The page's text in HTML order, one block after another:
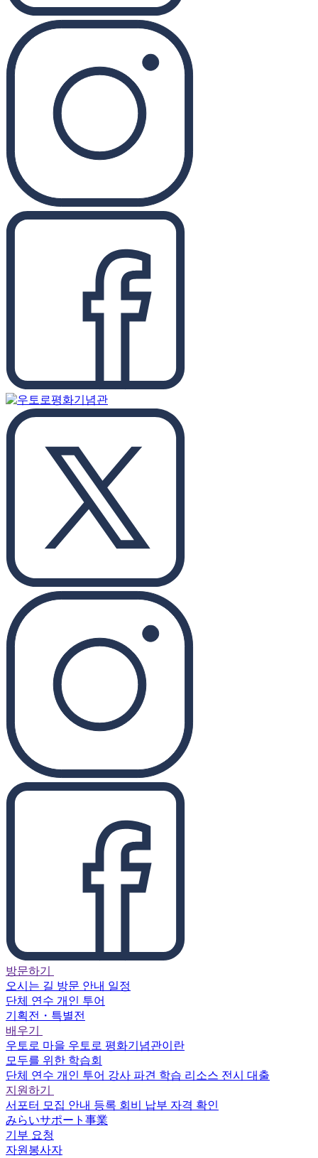
방문하기
오시는 길 방문 안내 일정
단체 연수 개인 투어
기획전・특별전
배우기
우토로 마을 우토로 평화기념관이란
모두를 위한 학습회
단체 연수 개인 투어 강사 파견 학습 리소스 전시 대출
지원하기
서포터 모집 안내 등록 회비 납부 자격 확인
みらいサポート事業
기부 요청
자원봉사자